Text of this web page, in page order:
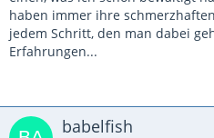
haben immer ihre
jedem Schritt, den man dabei
Erfahrungen...
babelfish